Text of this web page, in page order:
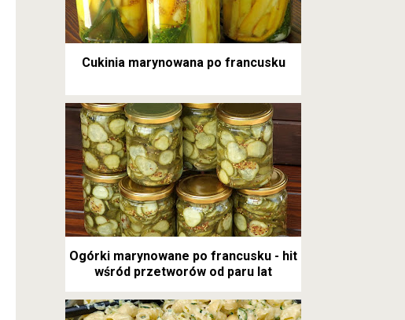
Cukinia marynowana po francusku
Ogórki marynowane po francusku - hit
wśród przetworów od paru lat